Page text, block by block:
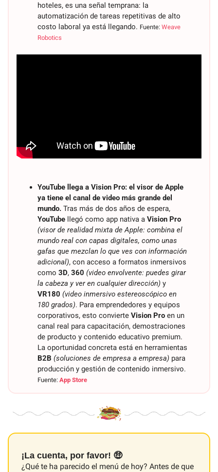
hoteles, es una señal temprana: la
automatización de tareas repetitivas de alto
costo laboral ya está llegando. Fuente: Weave
Robotics
YouTube llega a Vision Pro: el visor de Apple
ya tiene el canal de video más grande del
mundo.
YouTube llegó como app nativa a Vision Pro
(visor de realidad mixta de Apple: combina el
mundo real con capas digitales, como unas
gafas que mezclan lo que ves con información
adicional), con acceso a formatos inmersivos
como 3D, 360 (video envolvente: puedes girar
la cabeza y ver en cualquier dirección)
VR180 (video inmersivo estereoscópico en
180 grados). Para emprendedores y equipos
corporativos, esto convierte Vision Pro en un
canal real para capacitación, demostraciones
de producto y contenido educativo premium.
B2B (soluciones de empresa a empresa) para
Fuente: App Store
¡La cuenta, por favor! 🤑
¿Qué te ha parecido el menú de hoy? Antes de que